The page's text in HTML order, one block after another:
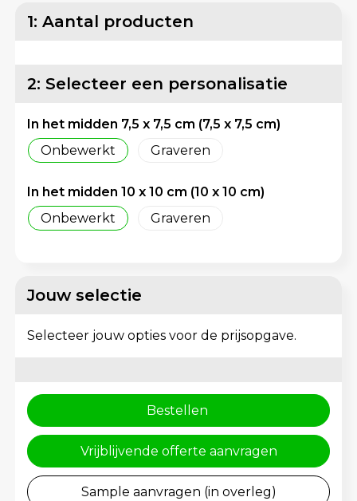
Opbergtassen
Opvouwbare tassen
Papieren tassen
Picknicktassen en manden
Schoenentassen
Schoudertassen
Sporttassen
Schorten en Sloven
Sweaters
T-Shirts
Veiligheidsvesten en Veiligheidshesjes
1: Aantal producten
2: Selecteer een personalisatie
In het midden 7,5 x 7,5 cm (7,5 x 7,5 cm)
Onbewerkt
Graveren
In het midden 10 x 10 cm (10 x 10 cm)
Onbewerkt
Graveren
Jouw selectie
Selecteer jouw opties voor de prijsopgave.
Bestellen
Vrijblijvende offerte aanvragen
Sample aanvragen (in overleg)